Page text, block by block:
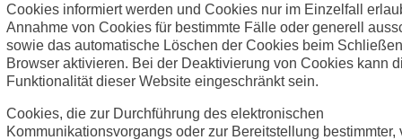
Cookies informiert werden und Cookies nur im Einzelfall
Annahme von Cookies für bestimmte Fälle oder generell
sowie das automatische Löschen der Cookies beim
Browser aktivieren. Bei der Deaktivierung von Cookies kann
Funktionalität dieser Website eingeschränkt sein.
Cookies, die zur Durchführung des elektronischen
Kommunikationsvorgangs oder zur Bereitstellung bestimmter,